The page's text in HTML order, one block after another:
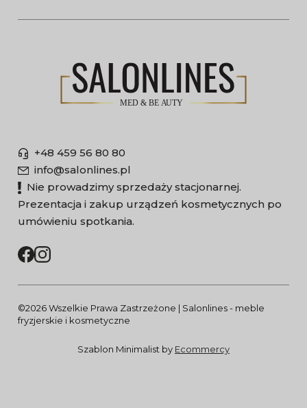
+48 459 56 80 80
info@salonlines.pl
Nie prowadzimy sprzedaży stacjonarnej.
Prezentacja i zakup urządzeń kosmetycznych po
umówieniu spotkania.
©2026 Wszelkie Prawa Zastrzeżone | Salonlines - meble
fryzjerskie i kosmetyczne
Szablon Minimalist by Ecommercy